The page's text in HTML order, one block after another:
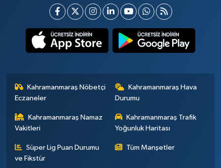
Kahramanmaraş Nöbetçi
Eczaneler
Kahramanmaraş Hava
Durumu
Kahramanmaraş Namaz
Vakitleri
Kahramanmaraş Trafik
Yoğunluk Haritası
Süper Lig Puan Durumu
ve Fikstür
Tüm Manşetler